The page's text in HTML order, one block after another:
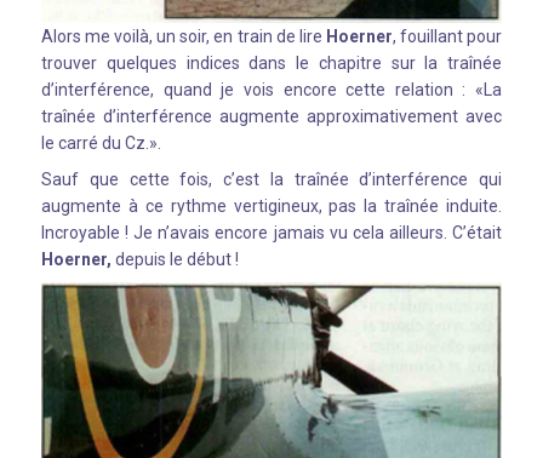
Alors me voilà, un soir, en train de lire Hoerner, fouillant pour
trouver quelques indices dans le chapitre sur la traînée
d’interférence, quand je vois encore cette relation : «La
traînée d’interférence augmente approximativement avec
le carré du Cz.».
Sauf que cette fois, c’est la traînée d’interférence qui
augmente à ce rythme vertigineux, pas la traînée induite.
Incroyable ! Je n’avais encore jamais vu cela ailleurs. C’était
Hoerner, depuis le début !